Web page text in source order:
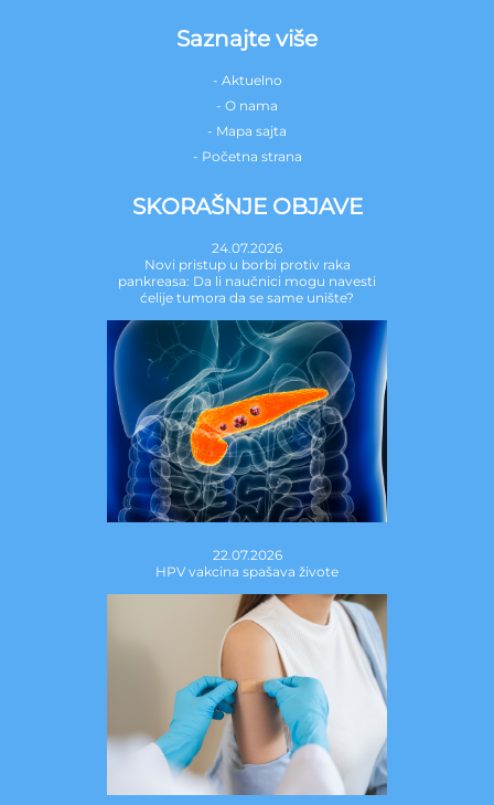
Saznajte više
- Aktuelno
- O nama
- Mapa sajta
- Početna strana
SKORAŠNJE OBJAVE
24.07.2026
Novi pristup u borbi protiv raka
pankreasa: Da li naučnici mogu navesti
ćelije tumora da se same unište?
22.07.2026
HPV vakcina spašava živote